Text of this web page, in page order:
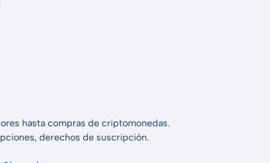
hasta compras de criptomonedas.
derechos de suscripción.